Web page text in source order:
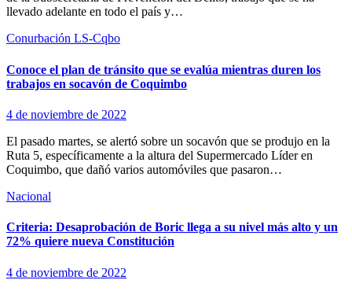
llevado adelante en todo el país y…
Conurbación LS-Cqbo
Conoce el plan de tránsito que se evalúa mientras duren los
trabajos en socavón de Coquimbo
4 de noviembre de 2022
El pasado martes, se alertó sobre un socavón que se produjo en la
Ruta 5, específicamente a la altura del Supermercado Líder en
Coquimbo, que dañó varios automóviles que pasaron…
Nacional
Criteria: Desaprobación de Boric llega a su nivel más alto y un
72% quiere nueva Constitución
4 de noviembre de 2022